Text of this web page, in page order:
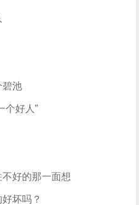
碧池
个好人”
好的那一面想
坏吗？